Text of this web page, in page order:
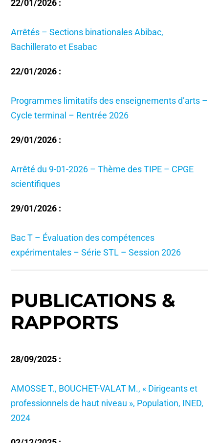
22/01/2026 :
Arrêtés – Sections binationales Abibac,
Bachillerato et Esabac
22/01/2026 :
Programmes limitatifs des enseignements d’arts –
Cycle terminal – Rentrée 2026
29/01/2026 :
Arrêté du 9-01-2026 – Thème des TIPE – CPGE
scientifiques
29/01/2026 :
Bac T – Évaluation des compétences
expérimentales – Série STL – Session 2026
PUBLICATIONS &
RAPPORTS
28/09/2025 :
AMOSSE T., BOUCHET-VALAT M., « Dirigeants et
professionnels de haut niveau », Population, INED,
2024